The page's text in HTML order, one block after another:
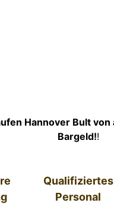
Hannover Bult
Bargeld!!
Qualifiziertes
Personal